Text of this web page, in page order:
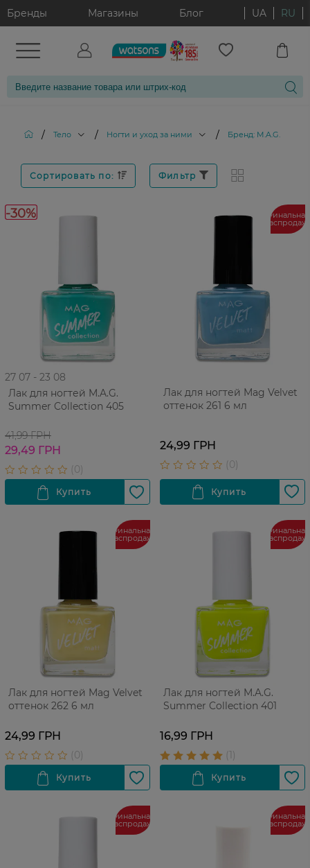
Бренды Магазины Блог UA RU
/ Тело / Ногти и уход за ними / Бренд: M.A.G.
Сортировать по: Фильтр
-30%
27 07 - 23 08
Лак для ногтей M.A.G.
Summer Collection 405
41,99 ГРН
29,49 ГРН
Финальная
Лак для ногтей Mag Velvet
оттенок 261 6 мл
24,99 ГРН
Финальная
распродажа
Лак для ногтей Mag Velvet
оттенок 262 6 мл
24,99 ГРН
Финальная
Лак для ногтей M.A.G.
Summer Collection 401
16,99 ГРН
Финальная
распродажа
Финальная